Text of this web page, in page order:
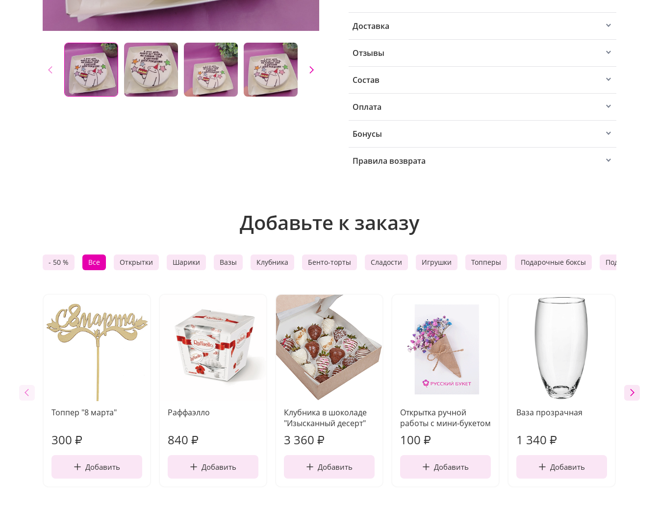
Доставка
Отзывы
Состав
Оплата
Бонусы
Правила возврата
Добавьте к заказу
- 50 % Все Открытки Шарики Вазы Клубника Бенто-торты Сладости Игрушки Топперы Подарочные боксы Подарочные
Топпер "8 марта"
300 ₽
Добавить
Раффаэлло
840 ₽
Добавить
Клубника в шоколаде
"Изысканный десерт"
3 360 ₽
Добавить
Открытка ручной
работы с мини-букетом
100 ₽
Добавить
Ваза прозрачная
1 340 ₽
Добавить